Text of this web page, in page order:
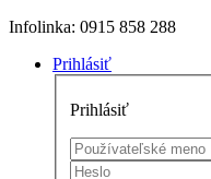
Infolinka: 0915 858 288
Prihlásiť
Prihlásiť